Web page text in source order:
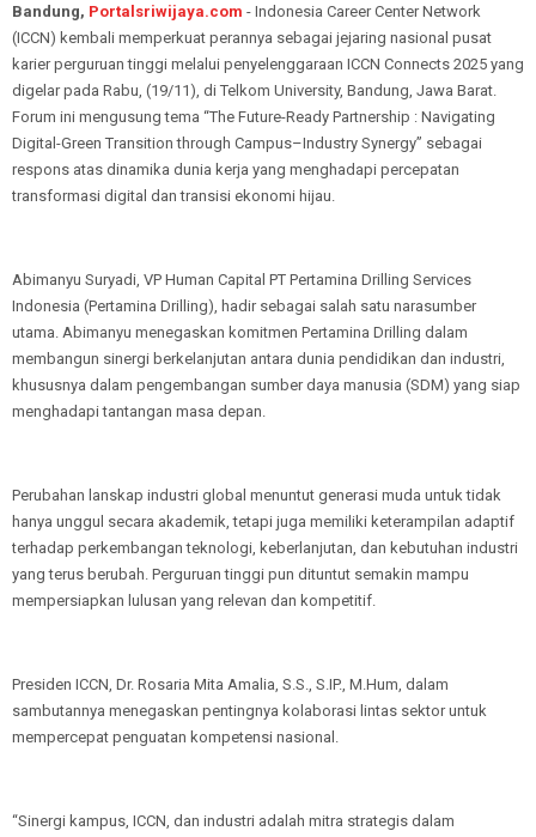
Bandung, Portalsriwijaya.com - Indonesia Career Center Network
(ICCN) kembali memperkuat perannya sebagai jejaring nasional pusat
karier perguruan tinggi melalui penyelenggaraan ICCN Connects 2025 yang
digelar pada Rabu, (19/11), di Telkom University, Bandung, Jawa Barat.
Forum ini mengusung tema “The Future-Ready Partnership : Navigating
Digital-Green Transition through Campus–Industry Synergy” sebagai
respons atas dinamika dunia kerja yang menghadapi percepatan
transformasi digital dan transisi ekonomi hijau.
Abimanyu Suryadi, VP Human Capital PT Pertamina Drilling Services
Indonesia (Pertamina Drilling), hadir sebagai salah satu narasumber
utama. Abimanyu menegaskan komitmen Pertamina Drilling dalam
membangun sinergi berkelanjutan antara dunia pendidikan dan industri,
khususnya dalam pengembangan sumber daya manusia (SDM) yang siap
menghadapi tantangan masa depan.
Perubahan lanskap industri global menuntut generasi muda untuk tidak
hanya unggul secara akademik, tetapi juga memiliki keterampilan adaptif
terhadap perkembangan teknologi, keberlanjutan, dan kebutuhan industri
yang terus berubah. Perguruan tinggi pun dituntut semakin mampu
mempersiapkan lulusan yang relevan dan kompetitif.
Presiden ICCN, Dr. Rosaria Mita Amalia, S.S., S.IP., M.Hum, dalam
sambutannya menegaskan pentingnya kolaborasi lintas sektor untuk
mempercepat penguatan kompetensi nasional.
“Sinergi kampus, ICCN, dan industri adalah mitra strategis dalam